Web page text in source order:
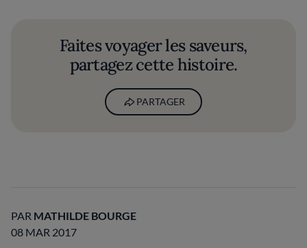
Faites voyager les saveurs,
partagez cette histoire.
PARTAGER
PAR MATHILDE BOURGE
08 MAR 2017